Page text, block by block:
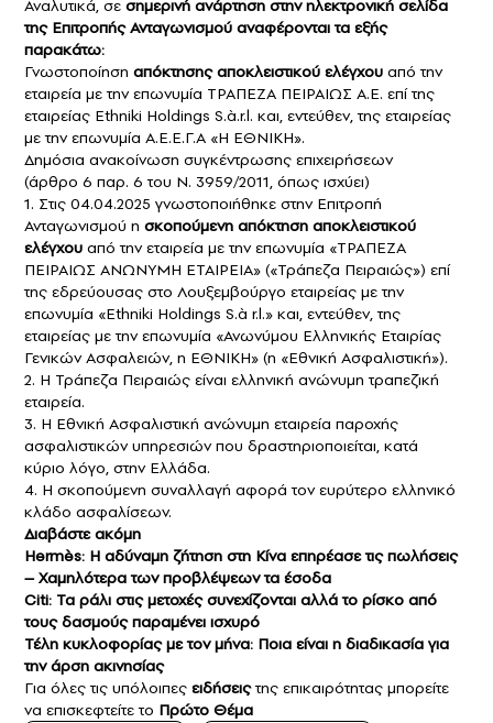
Αναλυτικά, σε σημερινή ανάρτηση στην ηλεκτρονική σελίδα
της Επιτροπής Ανταγωνισμού αναφέρονται τα εξής
παρακάτω:
Γνωστοποίηση απόκτησης αποκλειστικού ελέγχου από την
εταιρεία με την επωνυμία ΤΡΑΠΕΖΑ ΠΕΙΡΑΙΩΣ Α.Ε. επί της
εταιρείας Ethniki Holdings S.à.r.l. και, εντεύθεν, της εταιρείας
με την επωνυμία Α.Ε.Ε.Γ.Α «Η ΕΘΝΙΚΗ».
Δημόσια ανακοίνωση συγκέντρωσης επιχειρήσεων
(άρθρο 6 παρ. 6 του Ν. 3959/2011, όπως ισχύει)
1. Στις 04.04.2025 γνωστοποιήθηκε στην Επιτροπή
Ανταγωνισμού η σκοπούμενη απόκτηση αποκλειστικού
ελέγχου από την εταιρεία με την επωνυμία «ΤΡΑΠΕΖΑ
ΠΕΙΡΑΙΩΣ ΑΝΩΝΥΜΗ ΕΤΑΙΡΕΙΑ» («Τράπεζα Πειραιώς») επί
της εδρεύουσας στο Λουξεμβούργο εταιρείας με την
επωνυμία «Ethniki Holdings S.à r.l.» και, εντεύθεν, της
εταιρείας με την επωνυμία «Ανωνύμου Ελληνικής Εταιρίας
Γενικών Ασφαλειών, η ΕΘΝΙΚΗ» (η «Εθνική Ασφαλιστική»).
2. Η Τράπεζα Πειραιώς είναι ελληνική ανώνυμη τραπεζική
εταιρεία.
3. Η Εθνική Ασφαλιστική ανώνυμη εταιρεία παροχής
ασφαλιστικών υπηρεσιών που δραστηριοποιείται, κατά
κύριο λόγο, στην Ελλάδα.
4. Η σκοπούμενη συναλλαγή αφορά τον ευρύτερο ελληνικό
κλάδο ασφαλίσεων.
Διαβάστε ακόμη
Hermès: Η αδύναμη ζήτηση στη Κίνα επηρέασε τις πωλήσεις
– Χαμηλότερα των προβλέψεων τα έσοδα
Citi: Τα ράλι στις μετοχές συνεχίζονται αλλά το ρίσκο από
τους δασμούς παραμένει ισχυρό
Τέλη κυκλοφορίας με τον μήνα: Ποια είναι η διαδικασία για
την άρση ακινησίας
Για όλες τις υπόλοιπες ειδήσειςτης επικαιρότητας μπορείτε
να επισκεφτείτε το Πρώτο Θέμα